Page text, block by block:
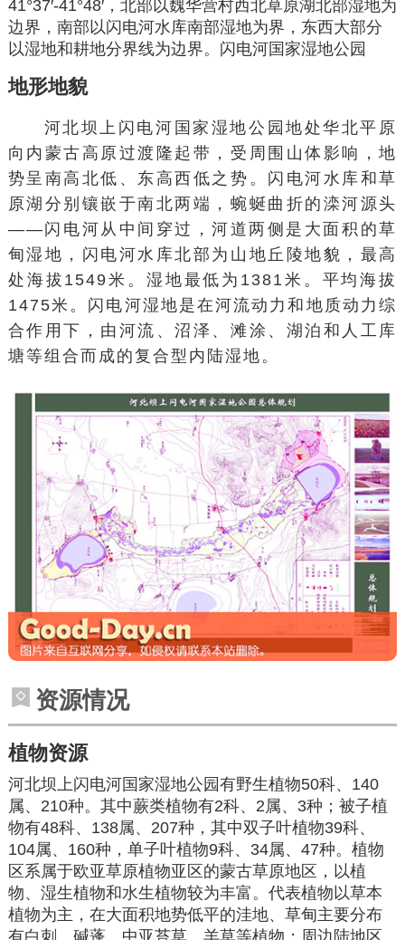
41°37′-41°48′，北部以魏华营村西北草原湖北部湿地为
边界，南部以闪电河水库南部湿地为界，东西大部分
以湿地和耕地分界线为边界。闪电河国家湿地公园
地形地貌
河北坝上闪电河国家湿地公园地处华北平原
向内蒙古高原过渡隆起带，受周围山体影响，地
势呈南高北低、东高西低之势。闪电河水库和草
原湖分别镶嵌于南北两端，蜿蜒曲折的滦河源头
——闪电河从中间穿过，河道两侧是大面积的草
甸湿地，闪电河水库北部为山地丘陵地貌，最高
处海拔1549米。湿地最低为1381米。平均海拔
1475米。闪电河湿地是在河流动力和地质动力综
合作用下，由河流、沼泽、滩涂、湖泊和人工库
塘等组合而成的复合型内陆湿地。
资源情况
植物资源
河北坝上闪电河国家湿地公园有野生植物50科、140
属、210种。其中蕨类植物有2科、2属、3种；被子植
物有48科、138属、207种，其中双子叶植物39科、
104属、160种，单子叶植物9科、34属、47种。植物
区系属于欧亚草原植物亚区的蒙古草原地区，以植
物、湿生植物和水生植物较为丰富。代表植物以草本
植物为主，在大面积地势低平的洼地、草甸主要分布
有白刺 碱蓬、中亚苔草、 羊草等植物；周边陆地区